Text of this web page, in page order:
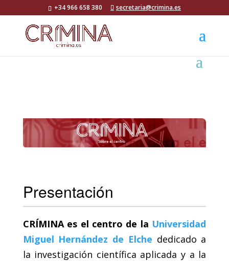
+34 966 658 380 secretaria@crimina.es
Presentación
CRÍMINA es el centro de la Universidad
Miguel Hernández de Elche dedicado a
la investigación científica aplicada y a la